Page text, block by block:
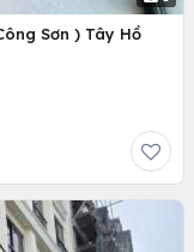
Bán 58m - 8 Tầng - 4m.Mặt Tiền.( Trịnh Công Sơn ) Tây Hồ